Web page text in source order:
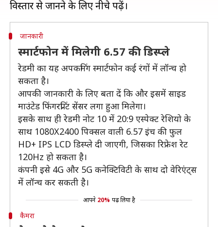
जानकारी
स्मार्टफोन में मिलेगी 6.57 की डिस्प्ले
रेडमी का यह अपकमिंग स्मार्टफोन कई रंगों में लॉन्च हो
सकता है।
आपकी जानकारी के लिए बता दें कि और इसमें साइड
माउंटेड फिंगरप्रिंट सेंसर लगा हुआ मिलेगा।
इसके साथ ही रेडमी नोट 10 में 20:9 एस्पेक्ट रेशियो के
साथ 1080X2400 पिक्सल वाली 6.57 इंच की फुल
HD+ IPS LCD डिस्प्ले दी जाएगी, जिसका रिफ्रेश रेट
120Hz हो सकता है।
कंपनी इसे 4G और 5G कनेक्टिविटी के साथ दो वेरिएंट्स
में लॉन्च कर सकती है।
आपने 20% पढ़ लिया है
कैमरा